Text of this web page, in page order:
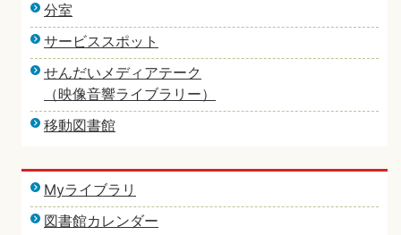
分室
サービススポット
せんだいメディアテーク
（映像音響ライブラリー）
移動図書館
Myライブラリ
図書館カレンダー